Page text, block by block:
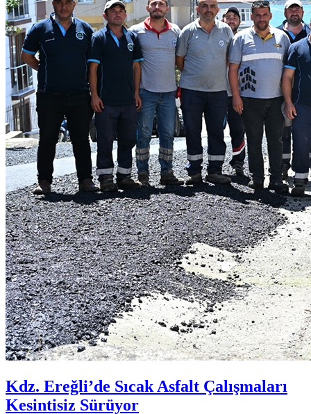
Kdz. Ereğli’de Sıcak Asfalt Çalışmaları
Kesintisiz Sürüyor